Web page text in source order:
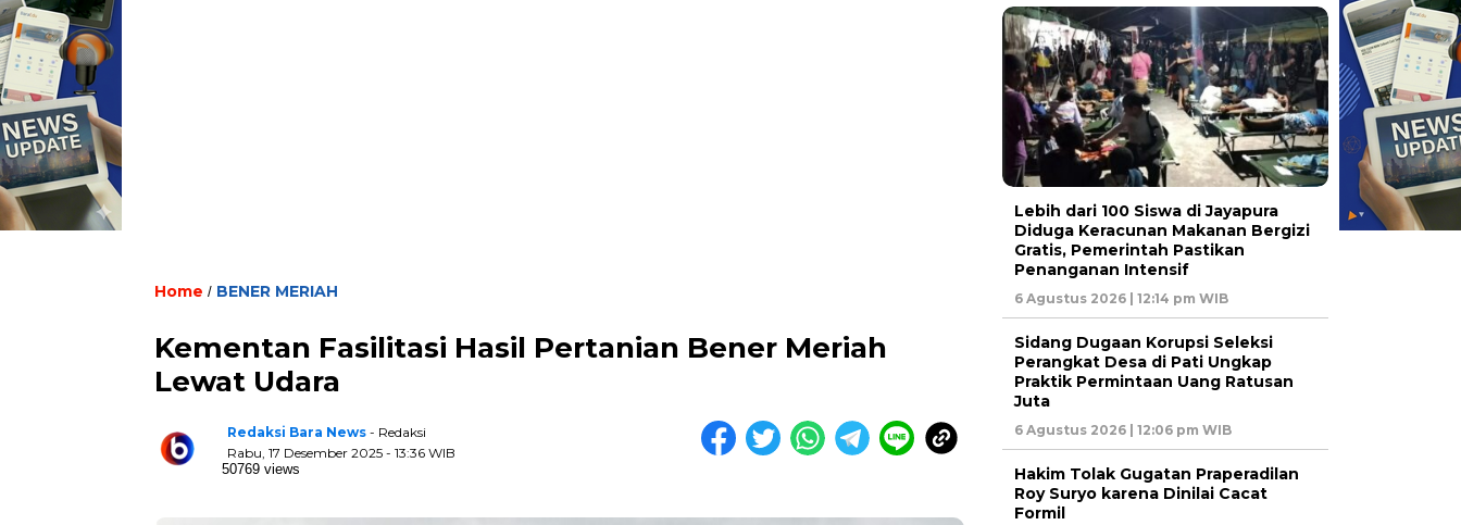
Home / BENER MERIAH
Kementan Fasilitasi Hasil Pertanian Bener Meriah
Lewat Udara
Redaksi Bara News - Redaksi
Rabu, 17 Desember 2025 - 13:36 WIB
50769 views
Lebih dari 100 Siswa di Jayapura
Diduga Keracunan Makanan Bergizi
Gratis, Pemerintah Pastikan
Penanganan Intensif
6 Agustus 2026 | 12:14 pm WIB
Sidang Dugaan Korupsi Seleksi
Perangkat Desa di Pati Ungkap
Praktik Permintaan Uang Ratusan
Juta
6 Agustus 2026 | 12:06 pm WIB
Hakim Tolak Gugatan Praperadilan
Roy Suryo karena Dinilai Cacat
Formil